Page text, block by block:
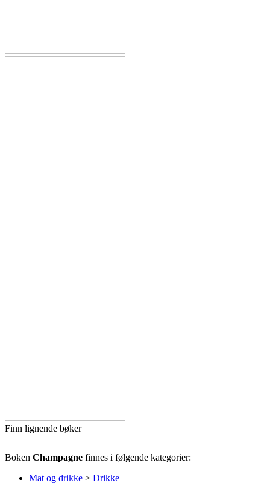
Finn lignende bøker
Boken Champagne finnes i følgende kategorier:
Mat og drikke > Drikke